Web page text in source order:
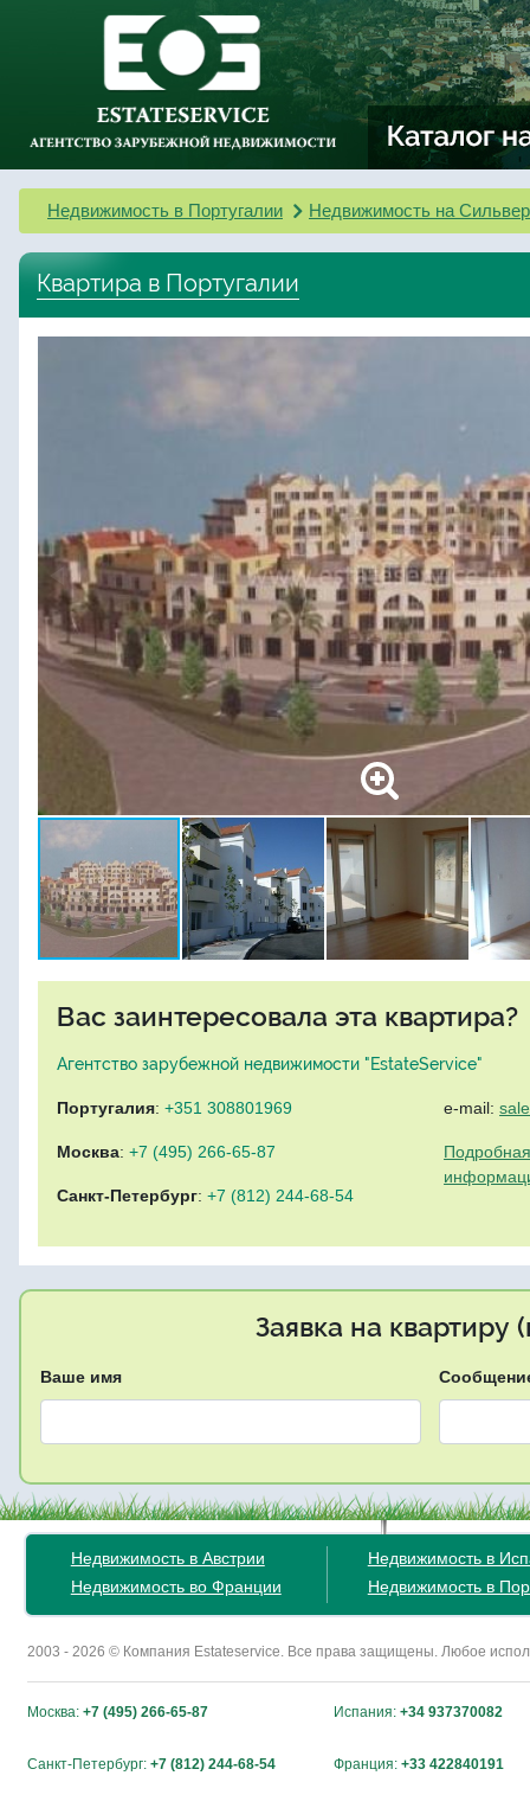
Недвижимость в Португалии Недвижимость на
Квартира в Португалии
Вас заинтересовала эта квартира?
Агентство зарубежной недвижимости "EstateService"
Португалия: +351 308801969
Москва: +7 (495) 266-65-87
Санкт-Петербург: +7 (812) 244-68-54
e-mail:
Заявка на квартиру
Ваше имя
Недвижимость в Австрии
Недвижимость во Франции
Недвижимость в
Недвижимость в
2003 - 2026 © Компания Estateservice. Все права защищены. Любое
Москва: +7 (495) 266-65-87 Испания: +34 937370082
Санкт-Петербург: +7 (812) 244-68-54 Франция: +33 422840191